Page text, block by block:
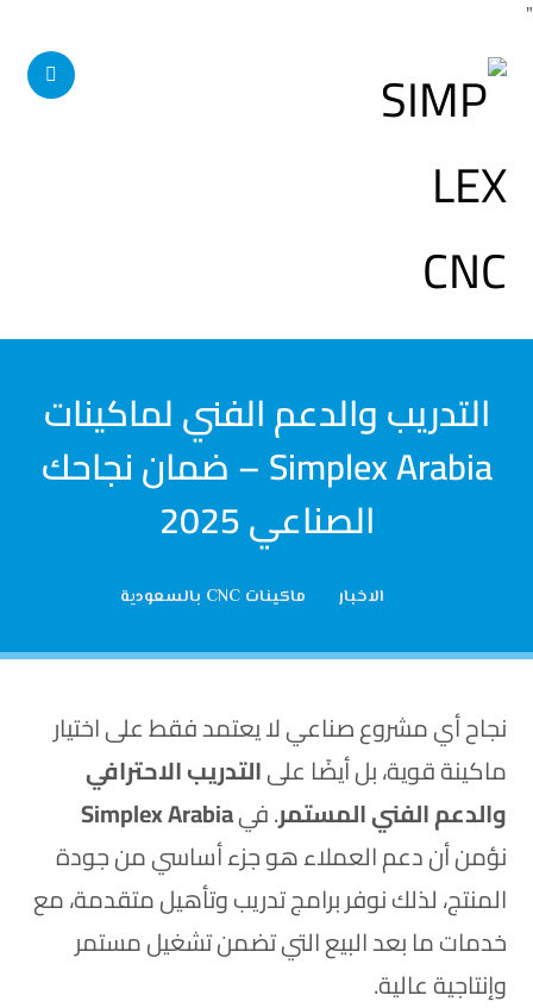
"
التدريب والدعم الفني لماكينات
Simplex Arabia – ضمان نجاحك
الصناعي 2025
الاخبار ماكينات CNC بالسعودية
نجاح أي مشروع صناعي لا يعتمد فقط على اختيار
ماكينة قوية، بل أيضًا علىالتدريب الاحترافي
والدعم الفني المستمر.فيSimplex Arabia
نؤمن أن دعم العملاء هو جزء أساسي من جودة
المنتج، لذلك نوفر برامج تدريب وتأهيل متقدمة، مع
خدمات ما بعد البيع التي تضمن تشغيل مستمر
وإنتاجية عالية.